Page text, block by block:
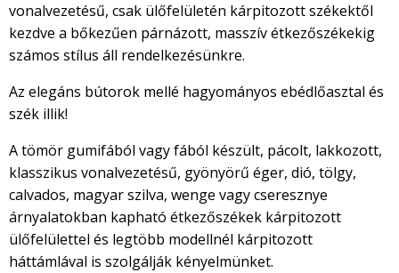
vonalvezetésű, csak ülőfelületén kárpitozott székektől
kezdve a bőkezűen párnázott, masszív étkezőszékekig
számos stílus áll rendelkezésünkre.
Az elegáns bútorok mellé hagyományos ebédlőasztal és
szék illik!
A tömör gumifából vagy fából készült, pácolt, lakkozott,
klasszikus vonalvezetésű, gyönyörű éger, dió, tölgy,
calvados, magyar szilva, wenge vagy cseresznye
árnyalatokban kapható étkezőszékek kárpitozott
ülőfelülettel és legtöbb modellnél kárpitozott
háttámlával is szolgálják kényelmünket.